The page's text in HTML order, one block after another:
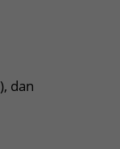
dan